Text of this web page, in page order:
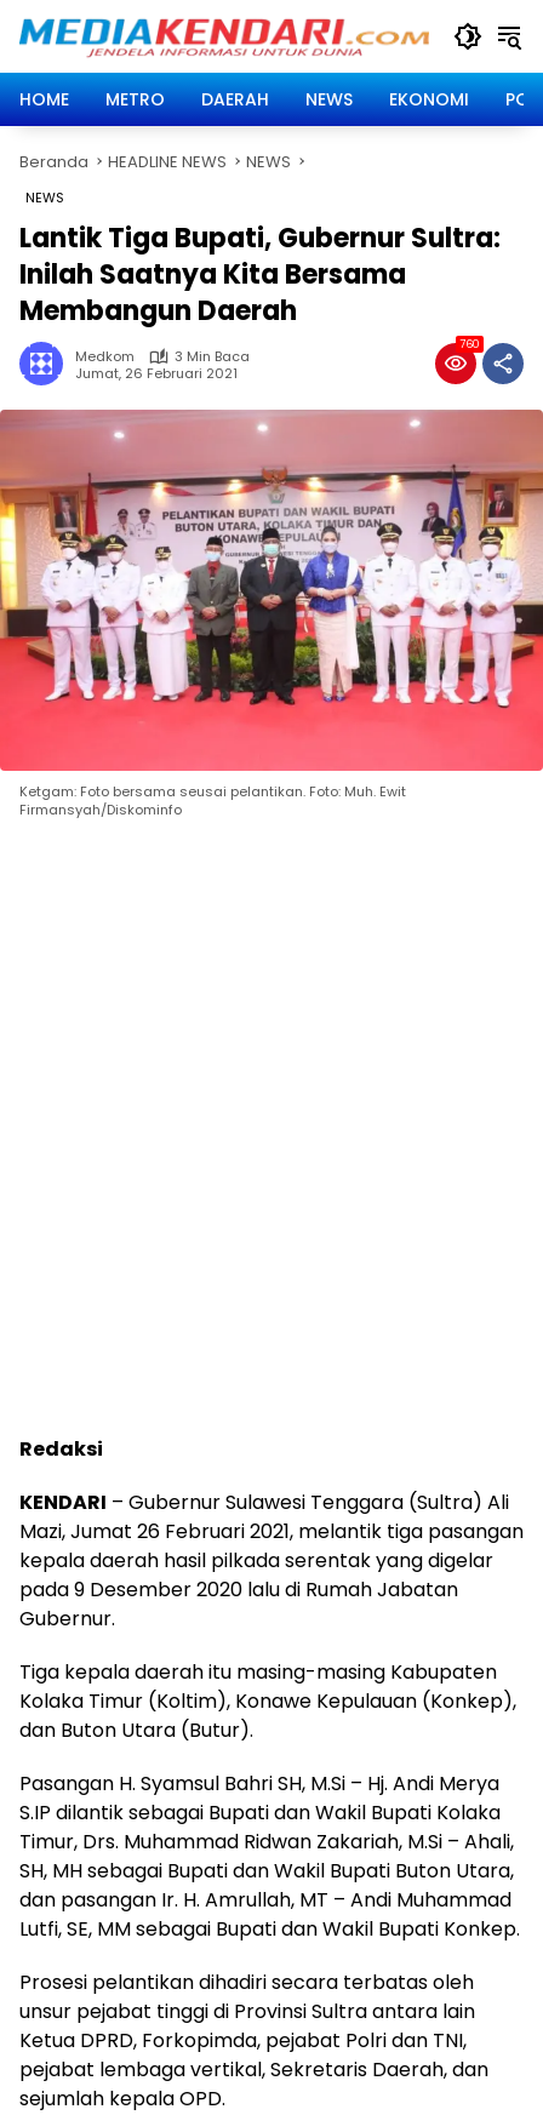
HOME
METRO DAERAH NEWS EKONOMI
Beranda HEADLINE NEWS NEWS
NEWS
Lantik Tiga Bupati, Gubernur Sultra:
Inilah Saatnya Kita Bersama
Membangun Daerah
Medkom
3 Min Baca
Jumat, 26 Februari 2021
760
Ketgam: Foto bersama seusai pelantikan. Foto: Muh. Ewit
Firmansyah/Diskominfo
Redaksi
KENDARI – Gubernur Sulawesi Tenggara (Sultra) Ali
Mazi, Jumat 26 Februari 2021, melantik tiga pasangan
kepala daerah hasil pilkada serentak yang digelar
pada 9 Desember 2020 lalu di Rumah Jabatan
Gubernur.
Tiga kepala daerah itu masing-masing Kabupaten
Kolaka Timur (Koltim), Konawe Kepulauan (Konkep),
dan Buton Utara (Butur).
Pasangan H. Syamsul Bahri SH, M.Si – Hj. Andi Merya
S.IP dilantik sebagai Bupati dan Wakil Bupati Kolaka
Timur, Drs. Muhammad Ridwan Zakariah, M.Si – Ahali,
SH, MH sebagai Bupati dan Wakil Bupati Buton Utara,
dan pasangan Ir. H. Amrullah, MT – Andi Muhammad
Lutfi, SE, MM sebagai Bupati dan Wakil Bupati Konkep.
Prosesi pelantikan dihadiri secara terbatas oleh
unsur pejabat tinggi di Provinsi Sultra antara lain
Ketua DPRD, Forkopimda, pejabat Polri dan TNI,
pejabat lembaga vertikal, Sekretaris Daerah, dan
sejumlah kepala OPD.